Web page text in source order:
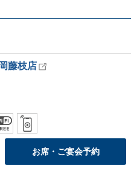
藤枝店
お席・ご宴会予約